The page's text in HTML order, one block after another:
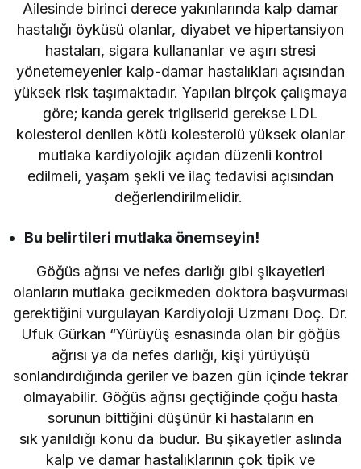
Ailesinde birinci derece yakınlarında kalp damar
hastalığı öyküsü olanlar, diyabet ve hipertansiyon
hastaları, sigara kullananlar ve aşırı stresi
yönetemeyenler kalp-damar hastalıkları açısından
yüksek risk taşımaktadır. Yapılan birçok çalışmaya
göre; kanda gerek trigliserid gerekse LDL
kolesterol denilen kötü kolesterolü yüksek olanlar
mutlaka kardiyolojik açıdan düzenli kontrol
edilmeli, yaşam şekli ve ilaç tedavisi açısından
değerlendirilmelidir.
Bu belirtileri mutlaka önemseyin!
Göğüs ağrısı ve nefes darlığı gibi şikayetleri
olanların mutlaka gecikmeden doktora başvurması
gerektiğini vurgulayan Kardiyoloji Uzmanı Doç. Dr.
Ufuk Gürkan “Yürüyüş esnasında olan bir göğüs
ağrısı ya da nefes darlığı, kişi yürüyüşü
sonlandırdığında geriler ve bazen gün içinde tekrar
olmayabilir. Göğüs ağrısı geçtiğinde çoğu hasta
sorunun bittiğini düşünür ki hastaların en
sık yanıldığı konu da budur. Bu şikayetler aslında
kalp ve damar hastalıklarının çok tipik ve